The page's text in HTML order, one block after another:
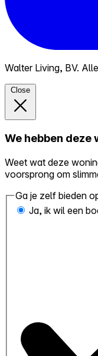
Walter Living, BV.
Close
We hebben
Weet wat deze
voorsprong om
Ga je zelf bieden
Ja, ik wil een